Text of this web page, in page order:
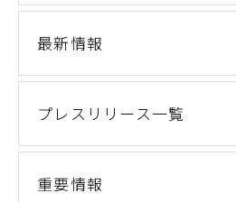
最新情報
プレスリリース一覧
重要情報